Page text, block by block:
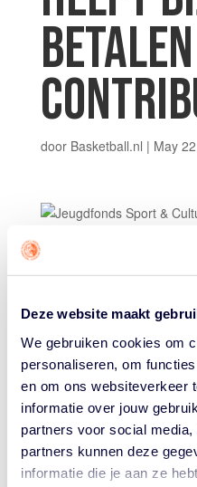
Deze website maakt
We gebruiken cookies om
personaliseren, om
en om ons websiteverkeer
informatie over jouw
partners voor social
partners kunnen deze
informatie die je aan ze
BETALEN
door Basketball.nl | May
Na de coronacrisis moet
coronacrisis groeien meer
Het Jeugdfonds Sport &
kinderen, door de
en cultuur zoals de
basketbalvereniging te
weer ‘gewoon’ lid kan zijn
Ken je kinderen binnen je